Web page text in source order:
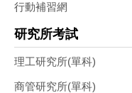
行動補習網
研究所考試
理工研究所(單科)
商管研究所(單科)